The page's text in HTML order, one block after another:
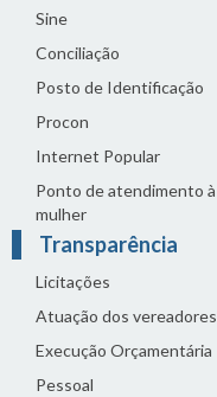
Sine
Conciliação
Posto de Identificação
Procon
Internet Popular
Ponto de atendimento à
mulher
Transparência
Licitações
Atuação dos vereadores
Execução Orçamentária
Pessoal